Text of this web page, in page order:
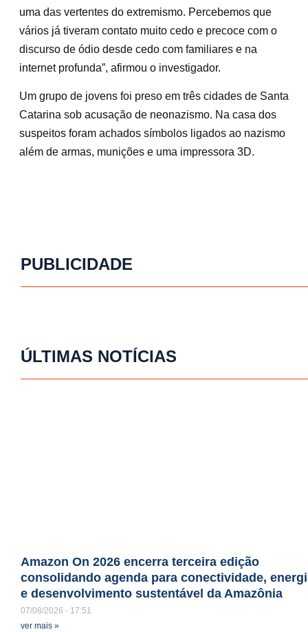
uma das vertentes do extremismo. Percebemos que
vários já tiveram contato muito cedo e precoce com o
discurso de ódio desde cedo com familiares e na
internet profunda”, afirmou o investigador.
Um grupo de jovens foi preso em três cidades de Santa
Catarina sob acusação de neonazismo. Na casa dos
suspeitos foram achados símbolos ligados ao nazismo
além de armas, munições e uma impressora 3D.
PUBLICIDADE
ÚLTIMAS NOTÍCIAS
Amazon On 2026 encerra terceira edição
consolidando agenda para conectividade,
e desenvolvimento sustentável da Amazônia
07/08/2026
17:51
ver mais »